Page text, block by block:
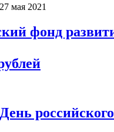
27 мая 2021
фонд
День